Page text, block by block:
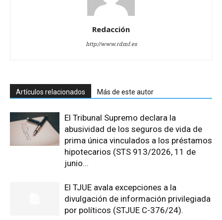
Redacción
http://www.rdmf.es
Artículos relacionados Más de este autor
El Tribunal Supremo declara la
abusividad de los seguros de vida de
prima única vinculados a los préstamos
hipotecarios (STS 913/2026, 11 de
junio...
El TJUE avala excepciones a la
divulgación de información privilegiada
por políticos (STJUE C-376/24).